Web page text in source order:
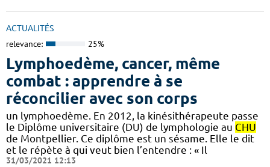
ACTUALITÉS
relevance: 25%
Lymphoedème, cancer, même
combat : apprendre à se
réconcilier avec son corps
un lymphoedème. En 2012, la kinésithérapeute passe
le Diplôme universitaire (DU) de lymphologie au CHU
de Montpellier. Ce diplôme est un sésame. Elle le dit
et le répète à qui veut bien l’entendre : « Il
31/03/2021 12:13